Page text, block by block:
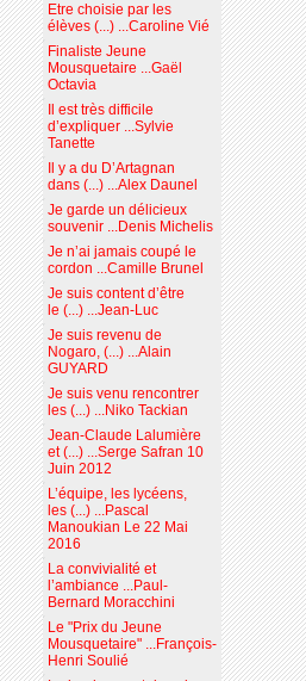
Etre choisie par les
élèves (...) ...Caroline Vié
Finaliste Jeune
Mousquetaire ...Gaël
Octavia
Il est très difficile
d’expliquer ...Sylvie
Tanette
Il y a du D’Artagnan
dans (...) ...Alex Daunel
Je garde un délicieux
souvenir ...Denis Michelis
Je n’ai jamais coupé le
cordon ...Camille Brunel
Je suis content d’être
le (...) ...Jean-Luc
Je suis revenu de
Nogaro, (...) ...Alain
GUYARD
Je suis venu rencontrer
les (...) ...Niko Tackian
Jean-Claude Lalumière
et (...) ...Serge Safran 10
Juin 2012
L’équipe, les lycéens,
les (...) ...Pascal
Manoukian Le 22 Mai
2016
La convivialité et
l’ambiance ...Paul-
Bernard Moracchini
Le "Prix du Jeune
Mousquetaire" ...François-
Henri Soulié